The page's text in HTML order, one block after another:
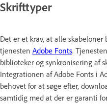
Skrifttyper
Det er et krav, at alle skabeloner
tjenesten Adobe Fonts.
biblioteker og synkronisering af
Integrationen af Adobe Fonts i
behovet for at søge efter,
samtidig med at der er garanti